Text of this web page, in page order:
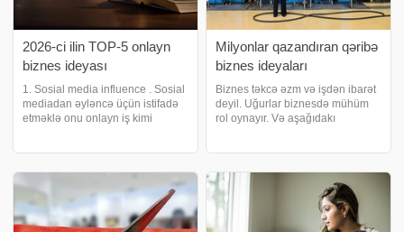
2026-ci ilin TOP-5 onlayn
biznes ideyası
1. Sosial media influence . Sosial
mediadan əyləncə üçün istifadə
etməklə onu onlayn iş kimi
lakin bunu peşəkarlıqla etdiyini
Milyonlar qazandıran qəribə
biznes ideyaları
Biznes təkcə əzm və işdən ibarət
deyil. Uğurlar biznesdə mühüm
rol oynayır. Və aşağıdakı
başlayıblar, nəticədə bir ton pul
qazanıblar. Bu uğu